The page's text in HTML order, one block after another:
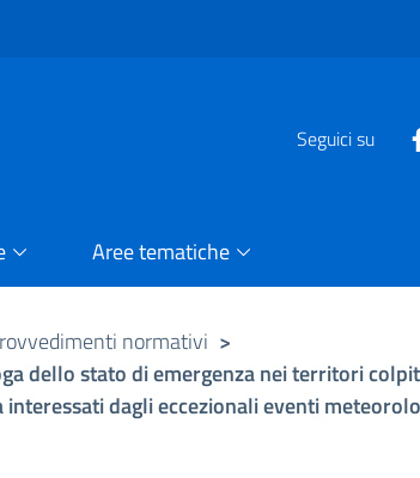
Seguici su
Aree tematiche
normativi >
dello stato di emergenza nei territori
dagli eccezionali eventi